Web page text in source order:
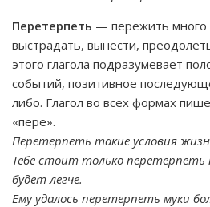
Перетерпеть — пережить много
выстрадать, вынести,
этого глагола подразумевает
событий, позитивное
либо. Глагол во всех формах
«пере».
Перетерпеть такие условия
Тебе стоит только перетерпеть
будет легче.
Ему удалось перетерпеть муки